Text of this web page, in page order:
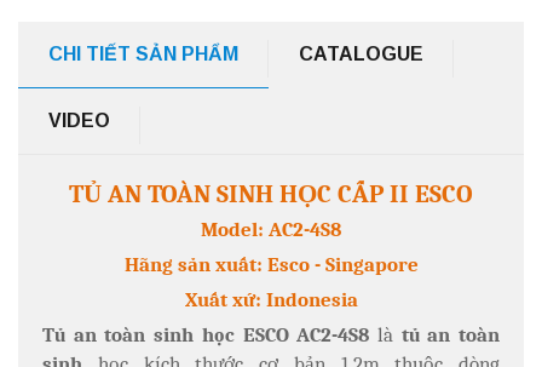
CHI TIẾT SẢN PHẨM CATALOGUE
VIDEO
TỦ AN TOÀN SINH HỌC CẤP II ESCO
Model: AC2-4S8
Hãng sản xuất: Esco - Singapore
Xuất xứ: Indonesia
Tủ an toàn sinh học ESCO AC2-4S8 là tủ an toàn